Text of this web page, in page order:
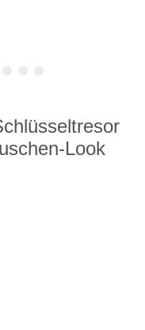
Look